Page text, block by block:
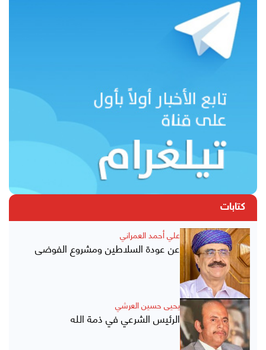
كتابات
علي أحمد العمراني
عن عودة السلاطين ومشروع الفوضى
يحيى حسين العرشي
الرئيس الشرعي في ذمة الله